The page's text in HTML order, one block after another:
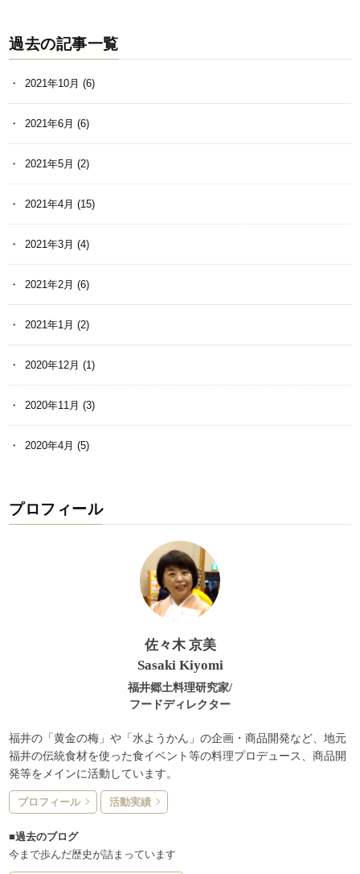
過去の記事一覧
2021年10月 (6)
2021年6月 (6)
2021年5月 (2)
2021年4月 (15)
2021年3月 (4)
2021年2月 (6)
2021年1月 (2)
2020年12月 (1)
2020年11月 (3)
2020年4月 (5)
プロフィール
佐々木 京美
Sasaki Kiyomi
福井郷土料理研究家/
フードディレクター
福井の「黄金の梅」や「水ようかん」の企画・商品開発など、地元
福井の伝統食材を使った食イベント等の料理プロデュース、商品開
発等をメインに活動しています。
プロフィール 活動実績
■過去のブログ
今まで歩んだ歴史が詰まっています